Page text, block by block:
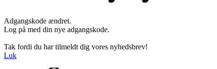
Adgangskode ændret.
Log på med din nye adgangskode.
Tak fordi du har tilmeldt dig vores nyhedsbrev!
Luk